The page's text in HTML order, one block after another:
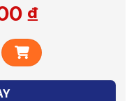
₫
SM20(W1)VN số lượng